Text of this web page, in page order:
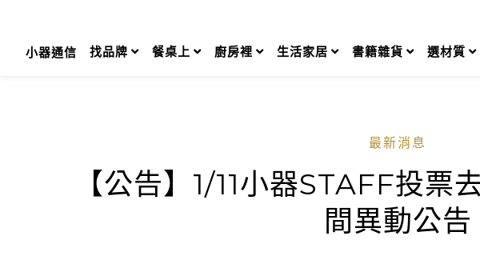
content小器通信 找品牌 餐桌上 廚房裡 生活家居 書籍雜貨 選材質
最新消息
【公告】1/11小器STAFF投票
間異動公告